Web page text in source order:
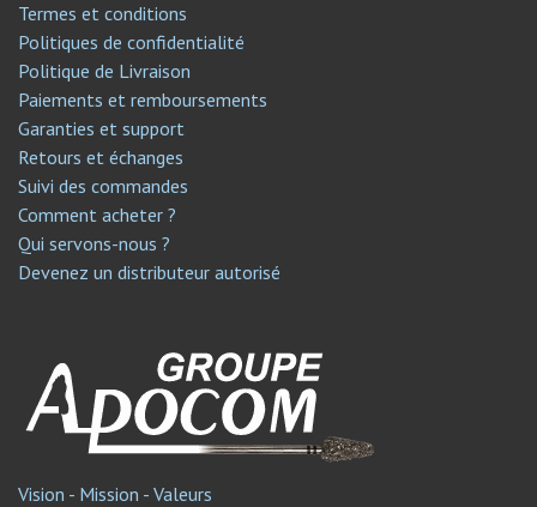
Termes et conditions
Politiques de confidentialité
Politique de Livraison
Paiements et remboursements
Garanties et support
Retours et échanges
Suivi des commandes
Comment acheter ?
Qui servons-nous ?
Devenez un distributeur autorisé
Vision - Mission - Valeurs